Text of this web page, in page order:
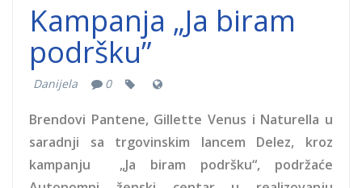
Kampanja „Ja biram
podršku”
Danijela 0
Brendovi Pantene, Gillette Venus i Naturella u
saradnji sa trgovinskim lancem Delez, kroz
kampanju „Ja biram podršku“, podržaće